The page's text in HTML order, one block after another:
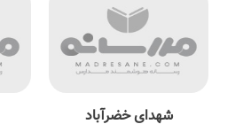
شهدای خضرآباد